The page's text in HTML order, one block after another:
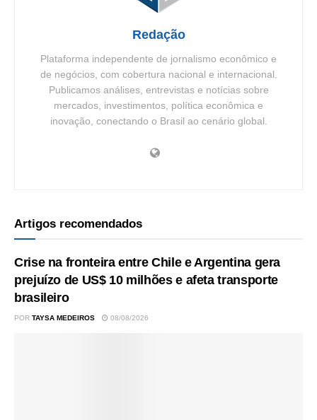
Redação
Plataforma independente de jornalismo econômico e
de negócios, com cobertura nacional e internacional.
Publicamos análises, entrevistas e notícias sobre
mercados, investimentos, política econômica e
inovação, conectando o Brasil ao cenário global.
Artigos recomendados
Crise na fronteira entre Chile e Argentina gera
prejuízo de US$ 10 milhões e afeta transporte
brasileiro
POR TAYSA MEDEIROS 08/08/2026